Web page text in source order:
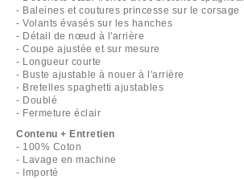
- Baleines et coutures princesse sur le corsage
- Volants évasés sur les hanches
- Détail de nœud à l'arrière
- Coupe ajustée et sur mesure
- Longueur courte
- Buste ajustable à nouer à l'arrière
- Bretelles spaghetti ajustables
- Doublé
- Fermeture éclair
Contenu + Entretien
- 100% Coton
- Lavage en machine
- Importé